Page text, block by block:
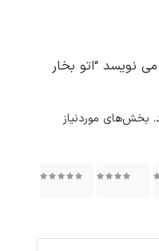
نویسد “اتو بخار
بخش‌های موردنیاز
۴ از ۵ ۵ از ۵